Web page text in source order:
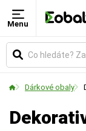
Menu
Dárkové obaly
Barva
Vyberte si
Materiál
Zvolte typ
Použití
Určuje
Certifikace